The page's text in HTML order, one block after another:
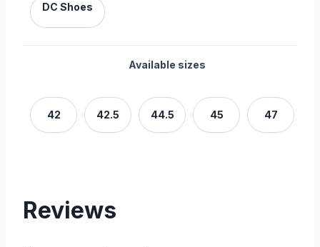
DC Shoes
Available sizes
42 42.5 44.5 45 47
Reviews